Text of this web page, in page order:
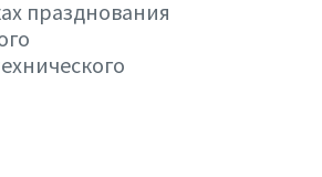
празднования